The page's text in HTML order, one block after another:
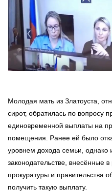
Молодая мать из Златоуста,
сирот, обратилась по вопросу
единовременной выплаты на
помещения. Ранее ей было
уровнем дохода семьи, однако
законодательстве, внесённые
прокуратуры и правительства
получить такую выплату.